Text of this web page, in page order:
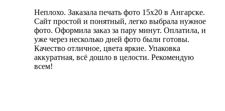
Неплохо. Заказала печать фото 15х20 в Ангарске.
Сайт простой и понятный, легко выбрала нужное
фото. Оформила заказ за пару минут. Оплатила, и
уже через несколько дней фото были готовы.
Качество отличное, цвета яркие. Упаковка
аккуратная, всё дошло в целости. Рекомендую
всем!